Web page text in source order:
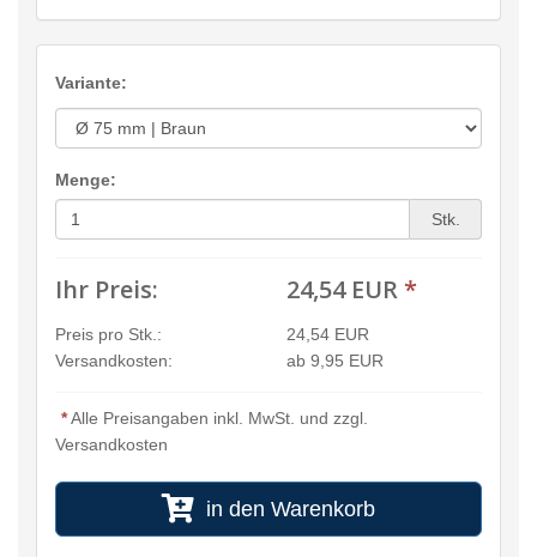
Variante:
Menge:
Stk.
Ihr Preis: 24,54 EUR*
Preis pro Stk.:
24,54 EUR
Versandkosten:
ab 9,95 EUR
*Alle Preisangaben inkl. MwSt. und zzgl.
Versandkosten
in den Warenkorb